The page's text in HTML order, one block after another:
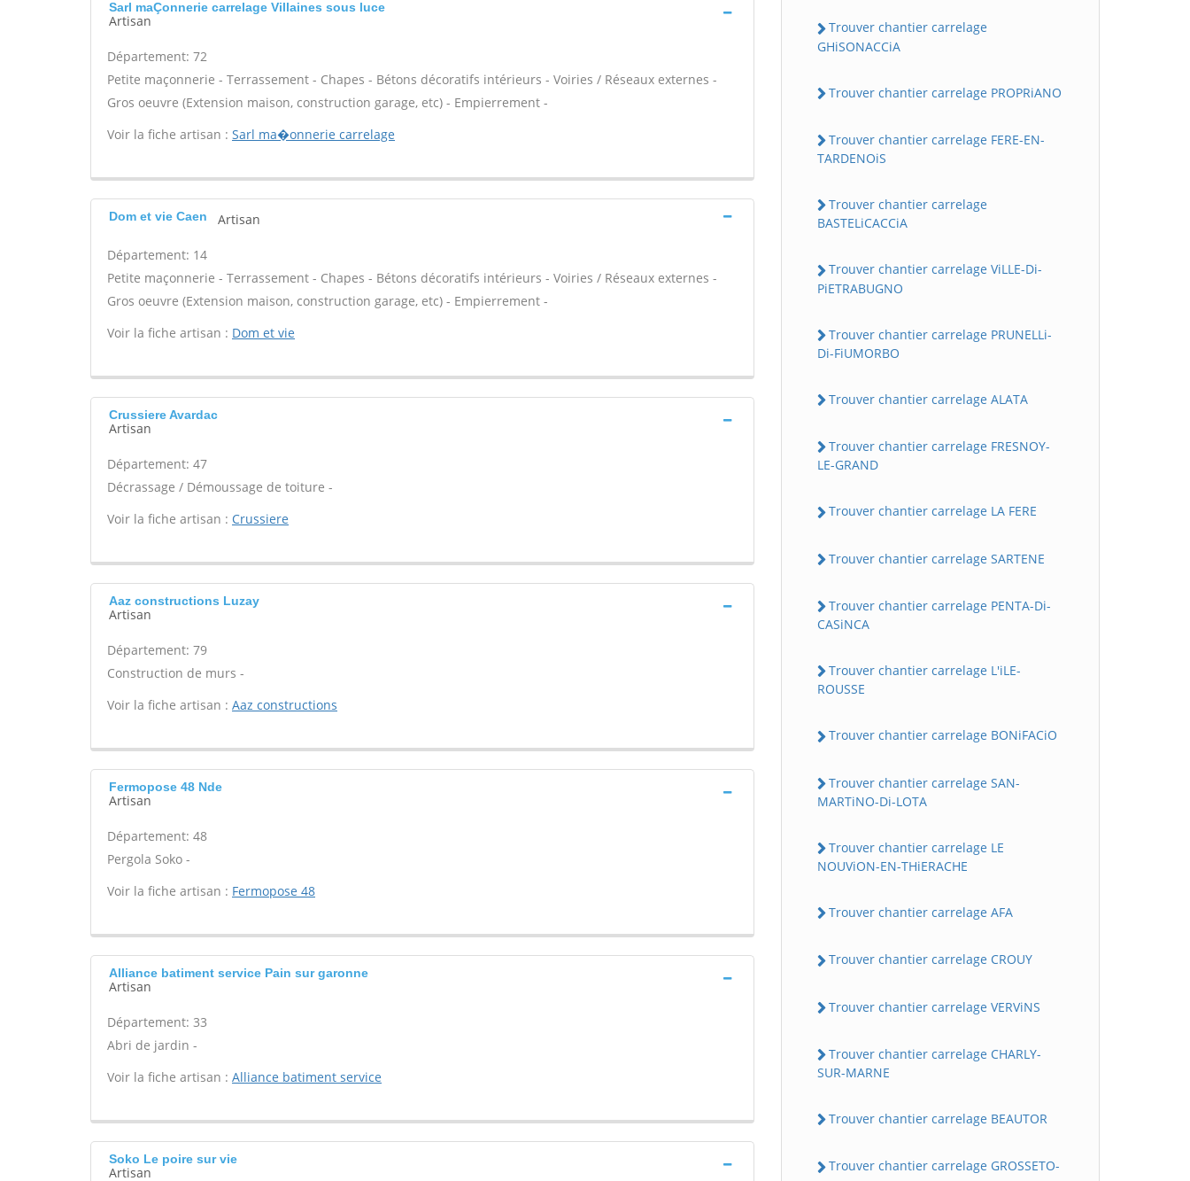
Sarl maÇonnerie carrelage Villaines sous luce
Artisan
Département: 72
Petite maçonnerie - Terrassement - Chapes - Bétons décoratifs intérieurs - Voiries / Réseaux externes -
Gros oeuvre (Extension maison, construction garage, etc) - Empierrement -
Voir la fiche artisan : Sarl ma�onnerie carrelage
Dom et vie Caen Artisan
Département: 14
Petite maçonnerie - Terrassement - Chapes - Bétons décoratifs intérieurs - Voiries / Réseaux externes -
Gros oeuvre (Extension maison, construction garage, etc) - Empierrement -
Voir la fiche artisan : Dom et vie
Crussiere Avardac
Artisan
Département: 47
Décrassage / Démoussage de toiture -
Voir la fiche artisan : Crussiere
Aaz constructions Luzay
Artisan
Département: 79
Construction de murs -
Voir la fiche artisan : Aaz constructions
Fermopose 48 Nde
Artisan
Département: 48
Pergola Soko -
Voir la fiche artisan : Fermopose 48
Alliance batiment service Pain sur garonne
Artisan
Département: 33
Abri de jardin -
Voir la fiche artisan : Alliance batiment service
Soko Le poire sur vie
Artisan
Trouver chantier carrelage
GHiSONACCiA
Trouver chantier carrelage PROPRiANO
Trouver chantier carrelage FERE-EN-
TARDENOiS
Trouver chantier carrelage
BASTELiCACCiA
Trouver chantier carrelage ViLLE-Di-
PiETRABUGNO
Trouver chantier carrelage PRUNELLi-
Di-FiUMORBO
Trouver chantier carrelage ALATA
Trouver chantier carrelage FRESNOY-
LE-GRAND
Trouver chantier carrelage LA FERE
Trouver chantier carrelage SARTENE
Trouver chantier carrelage PENTA-Di-
CASiNCA
Trouver chantier carrelage L'iLE-
ROUSSE
Trouver chantier carrelage BONiFACiO
Trouver chantier carrelage SAN-
MARTiNO-Di-LOTA
Trouver chantier carrelage LE
NOUViON-EN-THiERACHE
Trouver chantier carrelage AFA
Trouver chantier carrelage CROUY
Trouver chantier carrelage VERViNS
Trouver chantier carrelage CHARLY-
SUR-MARNE
Trouver chantier carrelage BEAUTOR
Trouver chantier carrelage GROSSETO-